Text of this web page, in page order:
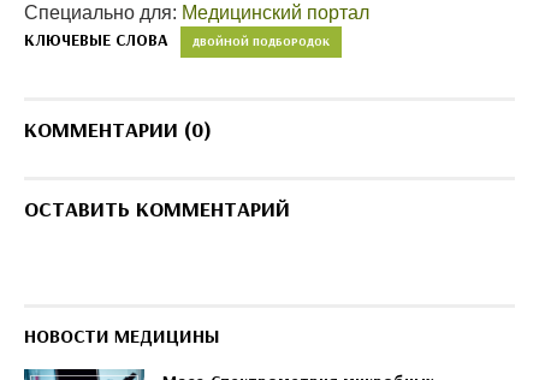
Специально для: Медицинский портал
КЛЮЧЕВЫЕ СЛОВА ДВОЙНОЙ ПОДБОРОДОК
КОММЕНТАРИИ (0)
ОСТАВИТЬ КОММЕНТАРИЙ
НОВОСТИ МЕДИЦИНЫ